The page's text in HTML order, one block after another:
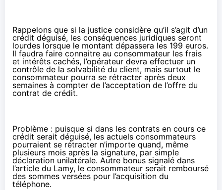
Rappelons que si la justice considère qu’il s’agit d’un
crédit déguisé, les conséquences juridiques seront
lourdes lorsque le montant dépassera les 199 euros.
Il faudra faire connaitre au consommateur les frais
et intérêts cachés, l’opérateur devra effectuer un
contrôle de la solvabilité du client, mais surtout le
consommateur pourra se rétracter après deux
semaines à compter de l’acceptation de l’offre du
contrat de crédit.
Problème : puisque si dans les contrats en cours ce
crédit serait déguisé, les actuels consommateurs
pourraient se rétracter n’importe quand, même
plusieurs mois après la signature, par simple
déclaration unilatérale. Autre bonus signalé dans
l’article du Lamy, le consommateur serait remboursé
des sommes versées pour l’acquisition du
téléphone.